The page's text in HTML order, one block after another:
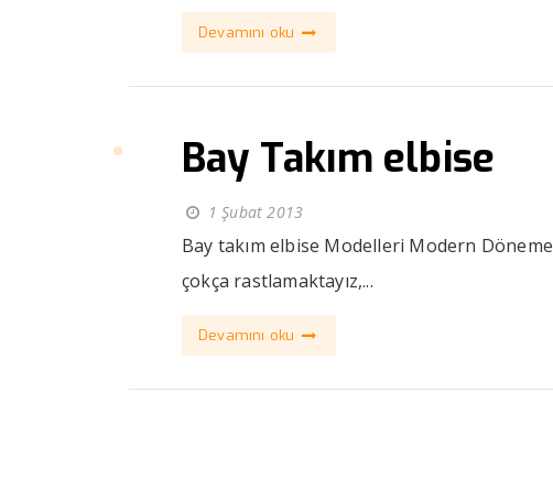
Devamını oku
Bay Takım elbise
1 Şubat 2013
Bay takım elbise Modelleri Modern
çokça rastlamaktayız,...
Devamını oku